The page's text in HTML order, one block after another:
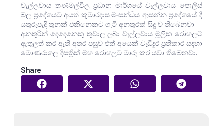
වැල්ලවාය තණමල්විල ප්‍රධාන මාර්ගයේ වැල්ලවාය පොලිස්
බල ප්‍රදේශයට අයත් කුමාරදාස මංසන්ධිය ආසන්න ප්‍රදේශයේ දී
යතුරුපැදි තුනක් එකිනෙකට ගැටී අනතුරක් සිදු ව තිබෙනවා
අනතුරින් දෙදෙනෙකු තුවාල ලබා වැල්ලවාය මූලීක රෝහලට
ඇතුලත් කර ඇති අතර පසුව එක් අයෙක් වැඩිදුර ප්‍රතිකාර සදහා
මොණරාගල දිස්ත්‍රික් මහ රෝහලට මාරු කර යවා තිබෙනවා.
Share